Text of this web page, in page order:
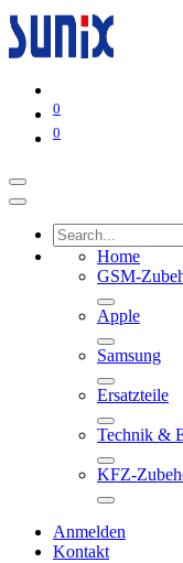
0
0
Home
GSM-
Apple
Samsung
Ersatzteile
Technik &
KFZ-
Anmelden
Kontakt